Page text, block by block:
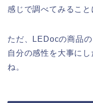
感じで調べてみること
ただ、LEDocの商品
自分の感性を大事に
ね。